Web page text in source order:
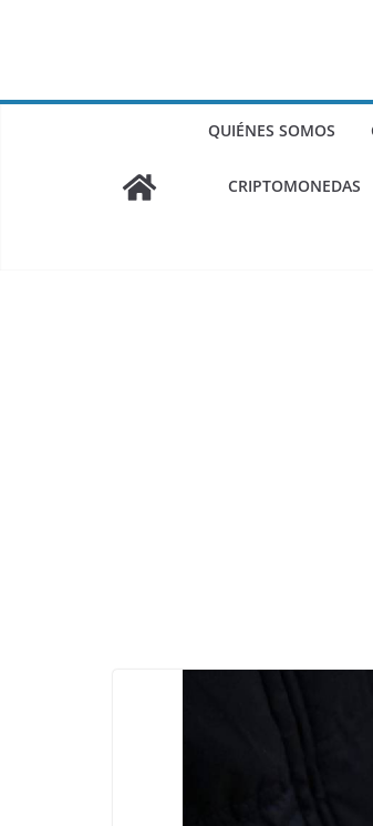
QUIÉNES SOMOS
CRIPTOMONEDAS